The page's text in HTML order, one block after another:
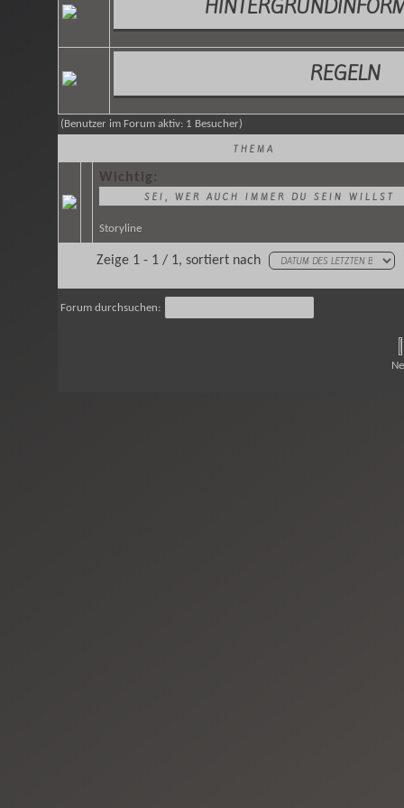
REGELN
(Benutzer im Forum aktiv: 1 Besucher)
THEMA
Wichtig:
SEI, WER AUCH IMMER DU SEIN WILLST
Storyline
Zeige 1 - 1 / 1, sortiert nach
Forum durchsuchen: